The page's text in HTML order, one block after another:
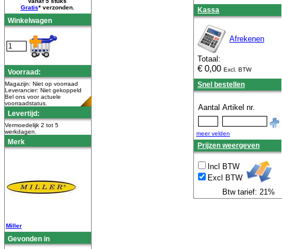
Gratis* verzonden.
Winkelwagen
Voorraad:
Magazijn: Niet op voorraad
Leverancier: Niet gekoppeld
Bel ons voor actuele
voorraadstatus.
Levertijd:
Vermoedelijk 2 tot 5
werkdagen.
Merk
Miller
Gevonden in
Kassa
Afrekenen
Totaal:
€ 0,00 Excl. BTW
Snel bestellen
Aantal Artikel nr.
meer velden
Prijzen weergeven
Incl BTW
Excl BTW
Btw tarief: 21%